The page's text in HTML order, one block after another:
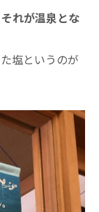
れが温泉とな
塩というのが